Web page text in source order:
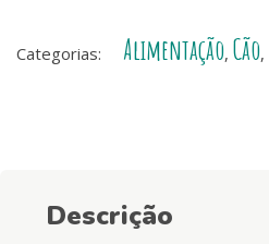
Food
Categorias: Alimentação, Cão,
Descrição